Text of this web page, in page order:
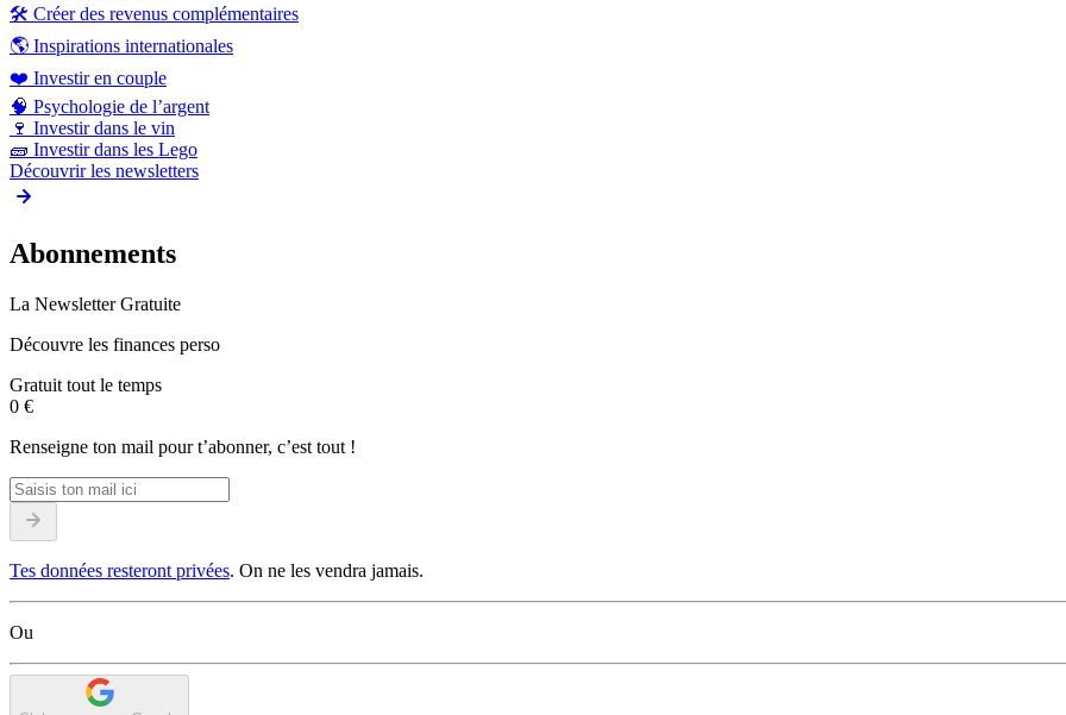
🛠️ Créer des revenus complémentaires
🌎 Inspirations internationales
❤️ Investir en couple
🧠 Psychologie de l’argent
🍷 Investir dans le vin
🧱 Investir dans les Lego
Découvrir les newsletters
Abonnements
La Newsletter Gratuite
Découvre les finances perso
Gratuit tout le temps
0 €
Renseigne ton mail pour t’abonner, c’est tout !
Tes données resteront privées. On ne les vendra jamais.
Ou